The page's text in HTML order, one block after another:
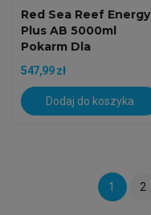
Red Sea Reef Energy
Plus AB 5000ml
Pokarm Dla
Koralowców
547,99 zł
Dodaj do koszyka
1 2